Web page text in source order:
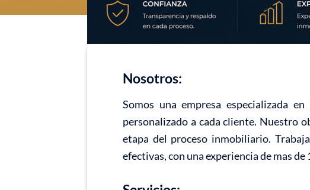
Nosotros:
Somos una empresa especializada
personalizado a cada cliente. Nuestro
etapa del proceso inmobiliario.
efectivas, con una experiencia de mas de